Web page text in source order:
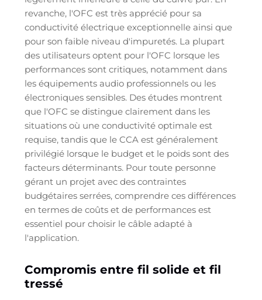
revanche, l'OFC est très apprécié pour sa
conductivité électrique exceptionnelle ainsi que
pour son faible niveau d'impuretés. La plupart
des utilisateurs optent pour l'OFC lorsque les
performances sont critiques, notamment dans
les équipements audio professionnels ou les
électroniques sensibles. Des études montrent
que l'OFC se distingue clairement dans les
situations où une conductivité optimale est
requise, tandis que le CCA est généralement
privilégié lorsque le budget et le poids sont des
facteurs déterminants. Pour toute personne
gérant un projet avec des contraintes
budgétaires serrées, comprendre ces différences
en termes de coûts et de performances est
essentiel pour choisir le câble adapté à
l'application.
Compromis entre fil solide et fil
tressé